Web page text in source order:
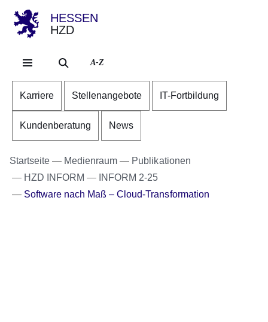
HESSEN
HZD
A-Z
Karriere Stellenangebote IT-Fortbildung
Kundenberatung News
Startseite Medienraum
Publikationen
HZD INFORM
INFORM 2-25
Software nach Maß – Cloud-Transformation